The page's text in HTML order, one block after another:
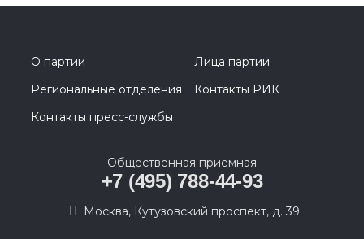
О партии
Лица партии
Региональные отделения
Контакты РИК
Контакты пресс-службы
Общественная приемная
+7 (495) 788-44-93
Москва, Кутузовский проспект, д. 39